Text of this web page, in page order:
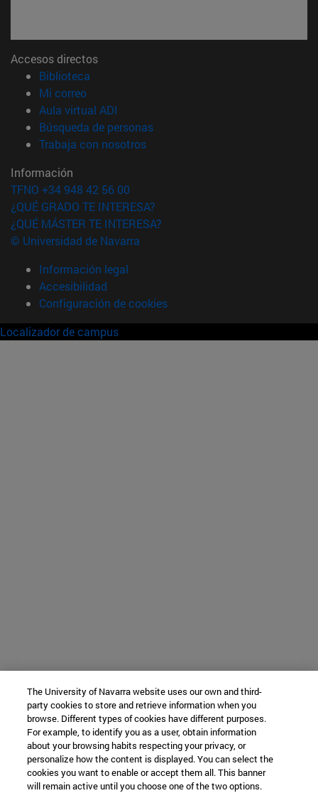
Accesos directos
Biblioteca
Mi correo(abre en nueva ventana)
Aula virtual ADI
Búsqueda de personas(abre en nueva ventana)
Trabaja con nosotros(abre en nueva ventana)
Información
TFNO +34 948 42 56 00
¿QUÉ GRADO TE INTERESA?
¿QUÉ MÁSTER TE INTERESA?
© Universidad de Navarra
Información legal
Accesibilidad
Configuración de cookies
Localizador de campus
The University of Navarra website uses our own and third-
party cookies to store and retrieve information when you
browse. Different types of cookies have different purposes.
For example, to identify you as a user, obtain information
about your browsing habits respecting your privacy, or
personalize how the content is displayed. You can select the
cookies you want to enable or accept them all. This banner
will remain active until you choose one of the two options.